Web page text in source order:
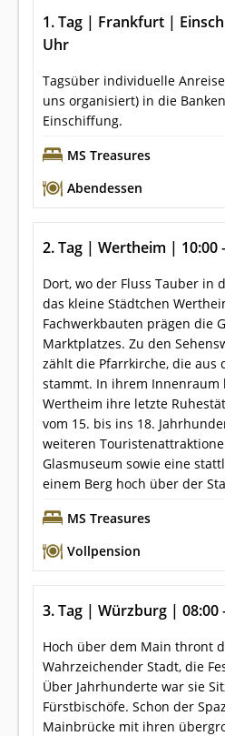
1. Tag | Frankfurt |
Uhr
Tagsüber individuelle
uns organisiert) in die
Einschiffung.
MS Treasures
Abendessen
2. Tag | Wertheim | 10:00
Dort, wo der Fluss Tauber in
das kleine Städtchen
Fachwerkbauten prägen die
Marktplatzes. Zu den
zählt die Pfarrkirche, die aus
stammt. In ihrem Innenraum
Wertheim ihre letzte
vom 15. bis ins 18.
weiteren
Glasmuseum sowie eine
einem Berg hoch über der
MS Treasures
Vollpension
3. Tag | Würzburg | 08:00
Hoch über dem Main thront
Wahrzeichender Stadt, die
Über Jahrhunderte war sie
Fürstbischöfe. Schon der
Mainbrücke mit ihren